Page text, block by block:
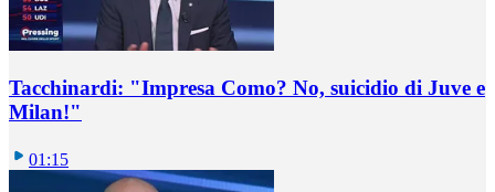
Tacchinardi: "Impresa Como? No, suicidio di Juve e
Milan!"
01:15